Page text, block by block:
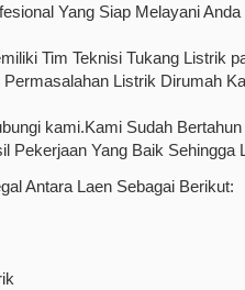
Yang Siap Melayani
Tim Teknisi Tukang Listrik
Listrik Dirumah
kami.Kami Sudah
Pekerjaan Yang Baik
Antara Laen Sebagai Berikut: